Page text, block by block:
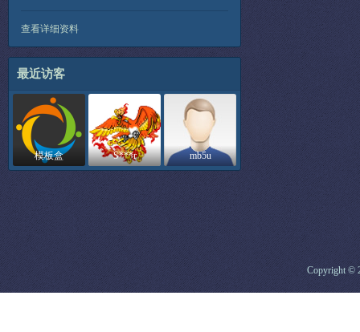
查看详细资料
最近访客
模板盒 S***r mb5u
Copyright ©